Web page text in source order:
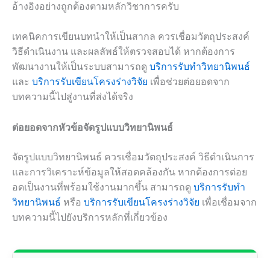
อ้างอิงอย่างถูกต้องตามหลักวิชาการครับ
เทคนิคการเขียนบทนำให้เป็นสากล ควรเชื่อมวัตถุประสงค์
วิธีดำเนินงาน และผลลัพธ์ให้ตรวจสอบได้ หากต้องการ
พัฒนางานให้เป็นระบบสามารถดู บริการรับทำวิทยานิพนธ์
และ บริการรับเขียนโครงร่างวิจัย เพื่อช่วยต่อยอดจาก
บทความนี้ไปสู่งานที่ส่งได้จริง
ต่อยอดจากหัวข้อจัดรูปแบบวิทยานิพนธ์
จัดรูปแบบวิทยานิพนธ์ ควรเชื่อมวัตถุประสงค์ วิธีดำเนินการ
และการวิเคราะห์ข้อมูลให้สอดคล้องกัน หากต้องการต่อย
อดเป็นงานที่พร้อมใช้งานมากขึ้น สามารถดู บริการรับทำ
วิทยานิพนธ์ หรือ บริการรับเขียนโครงร่างวิจัย เพื่อเชื่อมจาก
บทความนี้ไปยังบริการหลักที่เกี่ยวข้อง